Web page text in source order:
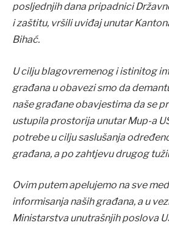
posljednjih dana pripadnici
i zaštitu, vršili uviđaj unutar
Bihać.
U cilju blagovremenog i istinitog
građana u obavezi smo da
naše građane obavjestima da se
ustupila prostorija unutar Mup-a
potrebe u cilju saslušanja
građana, a po zahtjevu drugog
Ovim putem apelujemo na sve
informisanja naših građana, a u
Ministarstva unutrašnjih poslova